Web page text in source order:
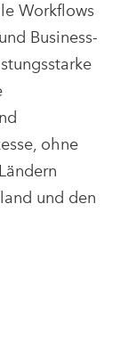
Workflows
Business-
ohne
und den